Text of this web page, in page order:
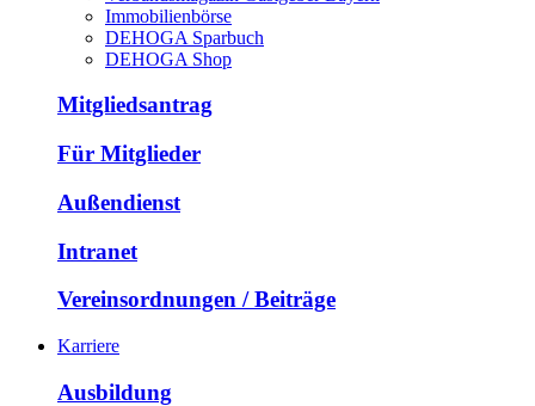
Immobilienbörse
DEHOGA Sparbuch
DEHOGA Shop
Mitgliedsantrag
Für Mitglieder
Außendienst
Intranet
Vereinsordnungen / Beiträge
Karriere
Ausbildung